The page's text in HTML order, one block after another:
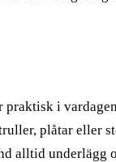
praktisk i
plåtar eller
alltid underlägg